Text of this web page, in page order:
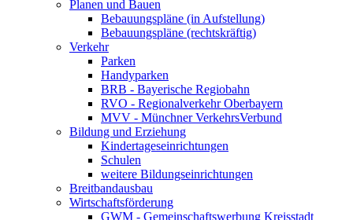
Planen und Bauen
Bebauungspläne (in Aufstellung)
Bebauungspläne (rechtskräftig)
Verkehr
Parken
Handyparken
BRB - Bayerische Regiobahn
RVO - Regionalverkehr Oberbayern
MVV - Münchner VerkehrsVerbund
Bildung und Erziehung
Kindertageseinrichtungen
Schulen
weitere Bildungseinrichtungen
Breitbandausbau
Wirtschaftsförderung
GWM - Gemeinschaftswerbung Kreisstadt